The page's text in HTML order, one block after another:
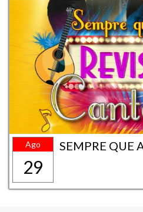
Ago
29
SEMPRE QUE